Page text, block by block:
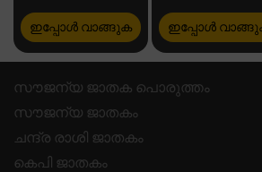
ഇപ്പോൾ വാങ്ങുക ഇപ്പോൾ
സൗജന്യ ജാതക പൊരുത്തം
സൗജന്യ ജാതകം
ചന്ദ്ര രാശി ജാതകം
കെപി ജാതകം